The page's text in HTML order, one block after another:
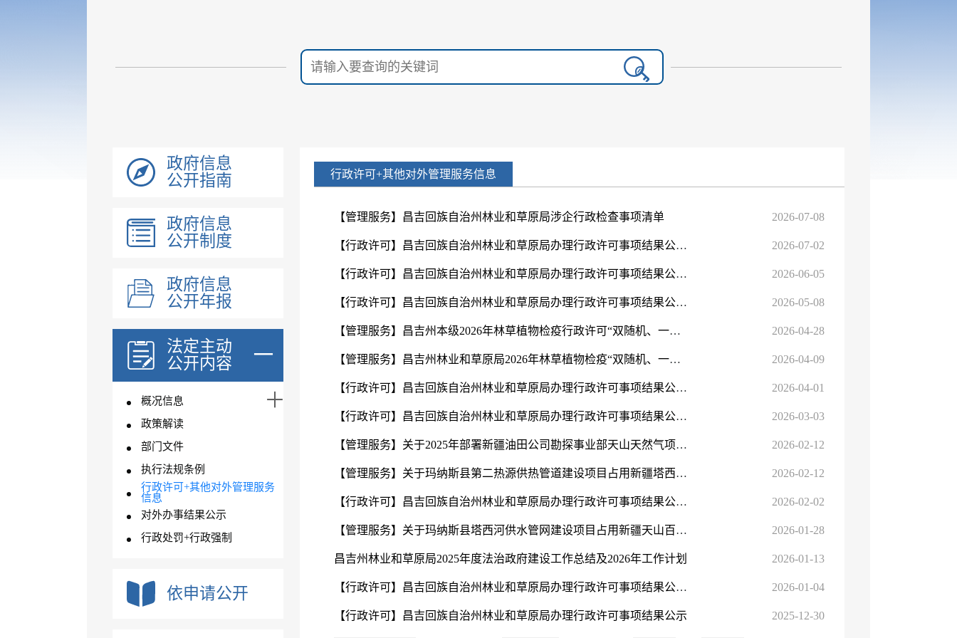
政府信息
公开指南
政府信息
公开制度
政府信息
公开年报
法定主动
公开内容
概况信息
政策解读
部门文件
执行法规条例
行政许可+其他对外管理服务
信息
对外办事结果公示
行政处罚+行政强制
依申请公开
行政许可+其他对外管理服务信息
【管理服务】昌吉回族自治州林业和草原局涉企行政检查事项清单 2026-07-08
【行政许可】昌吉回族自治州林业和草原局办理行政许可事项结果公示（2026年6月） 2026-07-02
【行政许可】昌吉回族自治州林业和草原局办理行政许可事项结果公示（2026年5月） 2026-06-05
【行政许可】昌吉回族自治州林业和草原局办理行政许可事项结果公示（2026年4月） 2026-05-08
【管理服务】昌吉州本级2026年林草植物检疫行政许可“双随机、一公开”抽查结果的公示 2026-04-28
【管理服务】昌吉州林业和草原局2026年林草植物检疫“双随机、一公开”实施方案 2026-04-09
【行政许可】昌吉回族自治州林业和草原局办理行政许可事项结果公示（2026年3月） 2026-04-01
【行政许可】昌吉回族自治州林业和草原局办理行政许可事项结果公示（2026年2月） 2026-03-03
【管理服务】关于2025年部署新疆油田公司勘探事业部天山天然气项目天湾103井输电线工程占用新疆塔西河国... 2026-02-12
【管理服务】关于玛纳斯县第二热源供热管道建设项目占用新疆塔西河国家森林公园的审查意见 2026-02-12
【行政许可】昌吉回族自治州林业和草原局办理行政许可事项结果公示（2026年1月） 2026-02-02
​【管理服务】关于玛纳斯县塔西河供水管网建设项目占用新疆天山百里丹霞地质公园的审查意见 2026-01-28
昌吉州林业和草原局2025年度法治政府建设工作总结及2026年工作计划 2026-01-13
【行政许可】昌吉回族自治州林业和草原局办理行政许可事项结果公示（2025年12月） 2026-01-04
【行政许可】昌吉回族自治州林业和草原局办理行政许可事项结果公示 2025-12-30